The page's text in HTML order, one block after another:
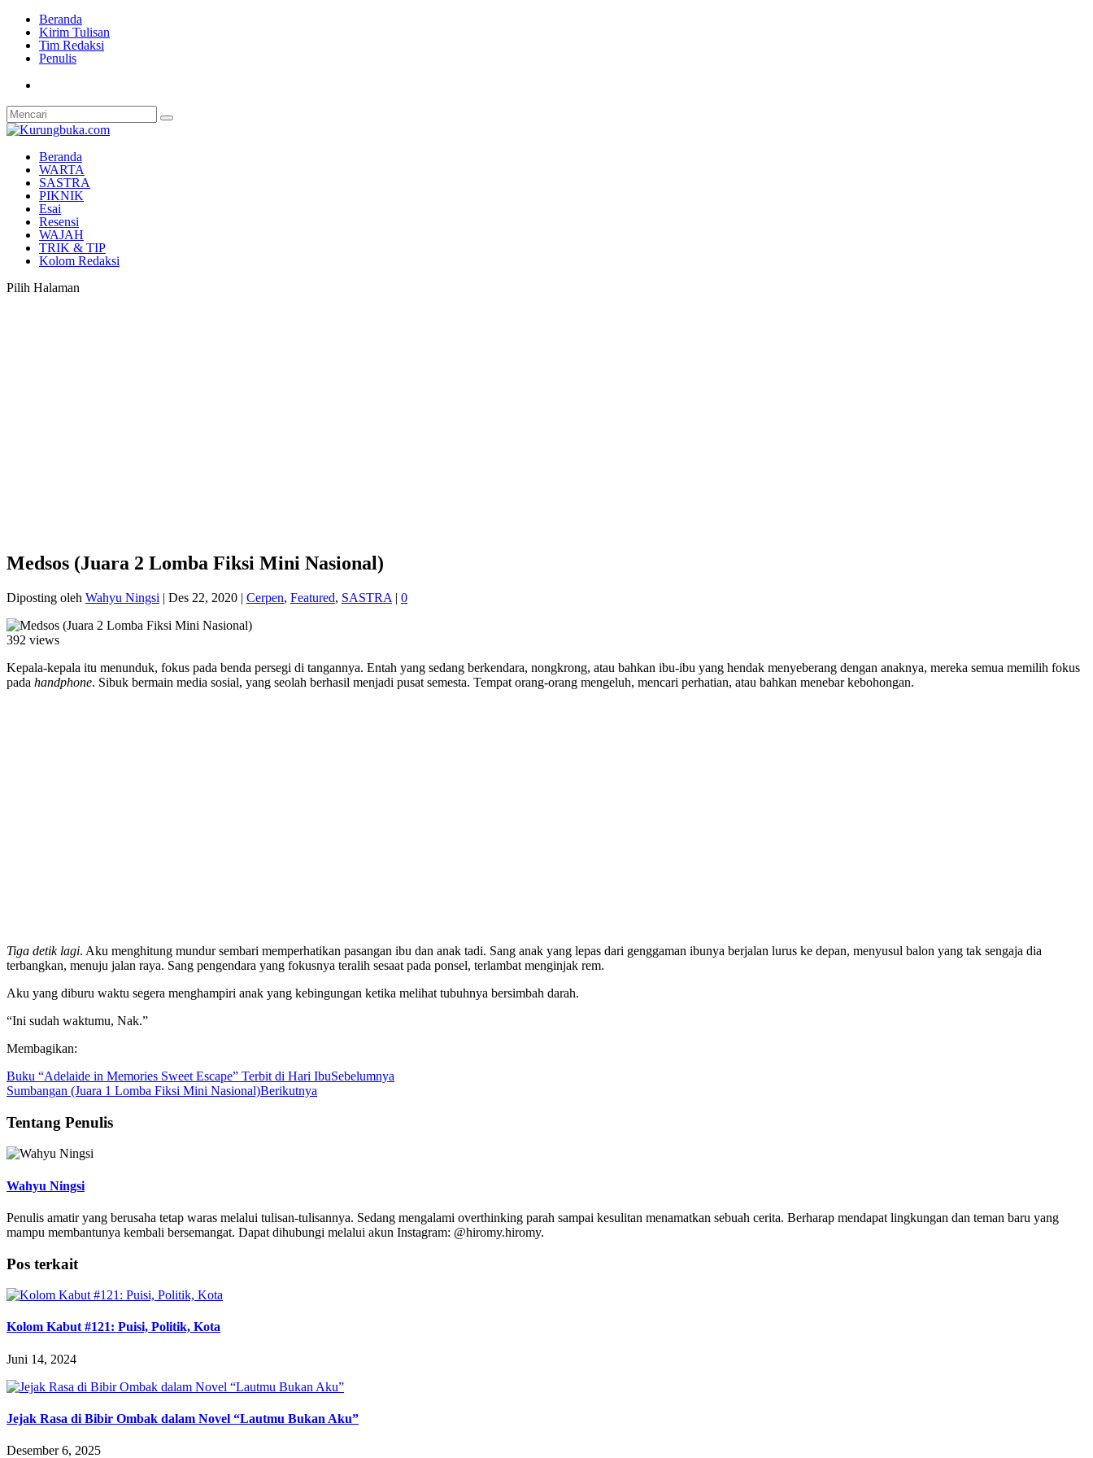
Beranda
Kirim Tulisan
Tim Redaksi
Penulis
Beranda
WARTA
SASTRA
PIKNIK
Esai
Resensi
WAJAH
TRIK & TIP
Kolom Redaksi
Pilih Halaman
Medsos (Juara 2 Lomba Fiksi Mini Nasional)
Diposting oleh Wahyu Ningsi | Des 22, 2020 | Cerpen, Featured, SASTRA | 0
392 views
Kepala-kepala itu menunduk, fokus pada benda persegi di tangannya. Entah yang sedang berkendara, nongkrong, atau bahkan ibu-ibu yang hendak menyeberang dengan anaknya, mereka semua memilih fokus
pada handphone. Sibuk bermain media sosial, yang seolah berhasil menjadi pusat semesta. Tempat orang-orang mengeluh, mencari perhatian, atau bahkan menebar kebohongan.
Tiga detik lagi. Aku menghitung mundur sembari memperhatikan pasangan ibu dan anak tadi. Sang anak yang lepas dari genggaman ibunya berjalan lurus ke depan, menyusul balon yang tak sengaja dia
terbangkan, menuju jalan raya. Sang pengendara yang fokusnya teralih sesaat pada ponsel, terlambat menginjak rem.
Aku yang diburu waktu segera menghampiri anak yang kebingungan ketika melihat tubuhnya bersimbah darah.
“Ini sudah waktumu, Nak.”
Membagikan:
Buku “Adelaide in Memories Sweet Escape” Terbit di Hari IbuSebelumnya
Sumbangan (Juara 1 Lomba Fiksi Mini Nasional)Berikutnya
Tentang Penulis
Wahyu Ningsi
Penulis amatir yang berusaha tetap waras melalui tulisan-tulisannya. Sedang mengalami overthinking parah sampai kesulitan menamatkan sebuah cerita. Berharap mendapat lingkungan dan teman baru yang
mampu membantunya kembali bersemangat. Dapat dihubungi melalui akun Instagram: @hiromy.hiromy.
Pos terkait
Kolom Kabut #121: Puisi, Politik, Kota
Juni 14, 2024
Jejak Rasa di Bibir Ombak dalam Novel “Lautmu Bukan Aku”
Desember 6, 2025